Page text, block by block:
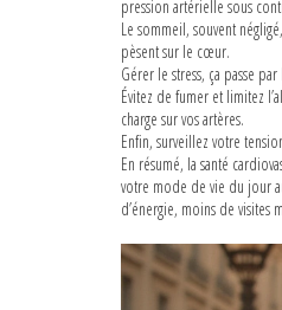
pression artérielle sous
Le sommeil, souvent
pèsent sur le cœur.
Gérer le stress, ça passe
Évitez de fumer et limitez
charge sur vos artères.
Enfin, surveillez votre
En résumé, la santé
votre mode de vie du jour
d’énergie, moins de